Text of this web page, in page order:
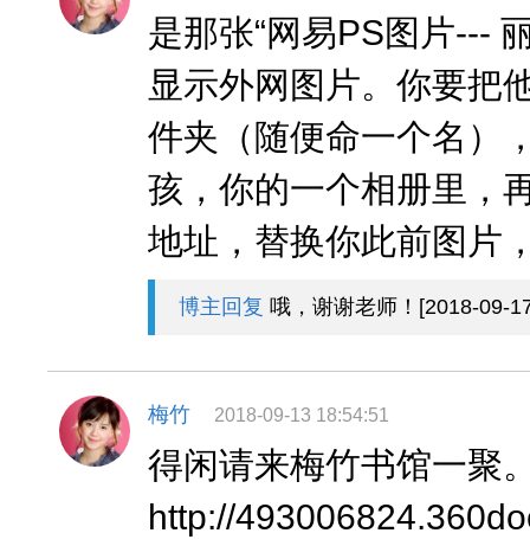
是那张“网易PS图片---
显示外网图片。你要把
件夹（随便命一个名）
孩，你的一个相册里，
地址，替换你此前图片
博主回复 哦，谢谢老师！[2018-09-
梅竹 2018-09-13 18:54:51
得闲请来梅竹书馆一聚
http://